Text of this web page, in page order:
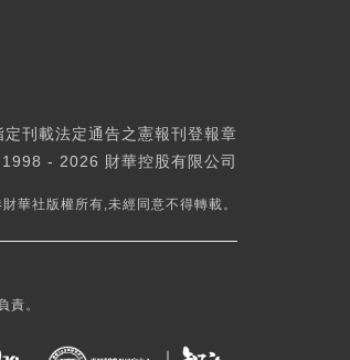
定刊載法定通告之憲報刊登報章
- 2026 財華控股有限公司
華社版權所有,未經同意不得轉載。
責。